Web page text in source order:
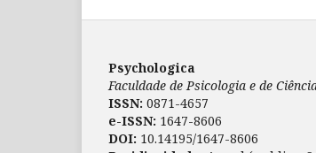
Psychologica
Faculdade de Psicologia e de
ISSN: 0871-4657
e-ISSN: 1647-8606
DOI: 10.14195/1647-8606